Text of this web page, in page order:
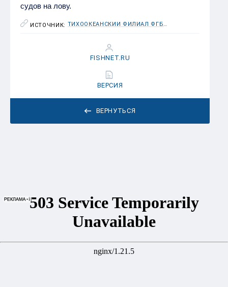
судов на лову.
ИСТОЧНИК: ТИХООКЕАНСКИЙ ФИЛИАЛ ФГБНУ «ВНИРО» («ТИНРО»)
ВЕРНУТЬСЯ
FISHNET.RU
ВЕРСИЯ